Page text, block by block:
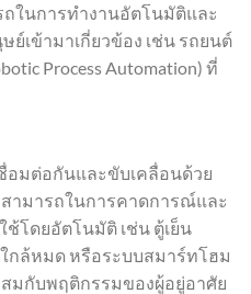
ถในการทำงานอัตโนมัติและ
ย์เข้ามาเกี่ยวข้อง เช่น รถยนต์
Process Automation) ที่
อมต่อกันและขับเคลื่อนด้วย
ามารถในการคาดการณ์และ
โดยอัตโนมัติ เช่น ตู้เย็น
กล้หมด หรือระบบสมาร์ทโฮม
มกับพฤติกรรมของผู้อยู่อาศัย